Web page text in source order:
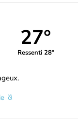
27°
Ressenti 28°